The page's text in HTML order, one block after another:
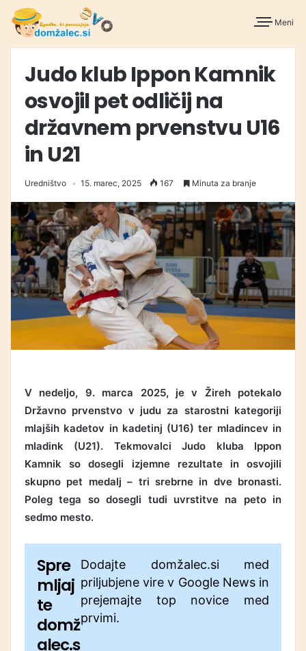
Meni
Judo klub Ippon Kamnik
osvojil pet odličij na
državnem prvenstvu U16
in U21
Uredništvo 15. marec, 2025 167 Minuta za branje
V nedeljo, 9. marca 2025, je v Žireh potekalo
Državno prvenstvo v judu za starostni kategoriji
mlajših kadetov in kadetinj (U16) ter mladincev in
mladink (U21). Tekmovalci Judo kluba Ippon
Kamnik so dosegli izjemne rezultate in osvojili
skupno pet medalj – tri srebrne in dve bronasti.
Poleg tega so dosegli tudi uvrstitve na peto in
sedmo mesto.
Spre
mljaj
te
domž
alec.s
Dodajte domžalec.si med
priljubjene vire v Google News in
prejemajte top novice med
prvimi.